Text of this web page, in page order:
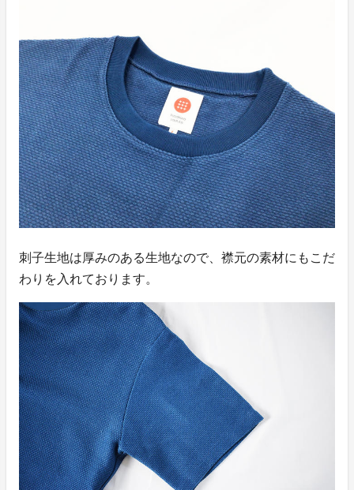
刺子生地は厚みのある生地なので、襟元の素材にもこだ
わりを入れております。